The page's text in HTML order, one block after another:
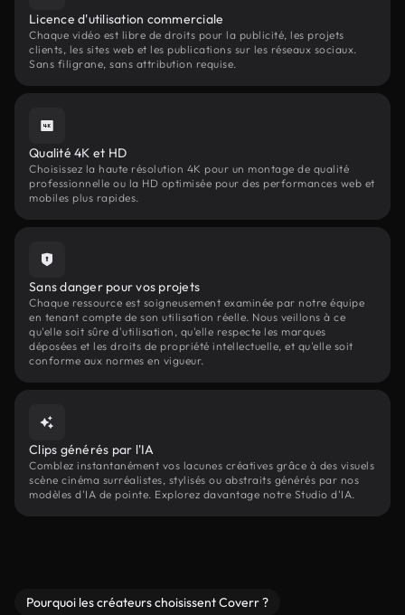
Licence d'utilisation commerciale
Chaque vidéo est libre de droits pour la publicité, les projets
clients, les sites web et les publications sur les réseaux sociaux.
Sans filigrane, sans attribution requise.
Qualité 4K et HD
Choisissez la haute résolution 4K pour un montage de qualité
professionnelle ou la HD optimisée pour des performances web et
mobiles plus rapides.
Sans danger pour vos projets
Chaque ressource est soigneusement examinée par notre équipe
en tenant compte de son utilisation réelle. Nous veillons à ce
qu'elle soit sûre d'utilisation, qu'elle respecte les marques
déposées et les droits de propriété intellectuelle, et qu'elle soit
conforme aux normes en vigueur.
Clips générés par l'IA
Comblez instantanément vos lacunes créatives grâce à des visuels
scène cinéma surréalistes, stylisés ou abstraits générés par nos
modèles d'IA de pointe. Explorez davantage notre Studio d'IA.
Pourquoi les créateurs choisissent Coverr ?